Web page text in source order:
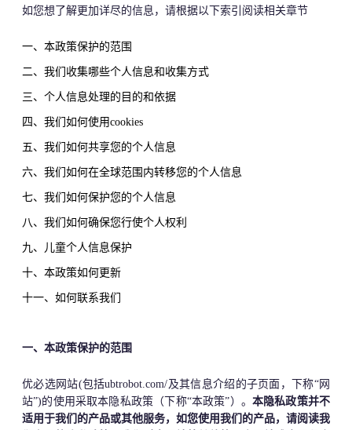
如您想了解更加详尽的信息，请根据以下索引阅读相关章节
一、本政策保护的范围
二、我们收集哪些个人信息和收集方式
三、个人信息处理的目的和依据
四、我们如何使用cookies
五、我们如何共享您的个人信息
六、我们如何在全球范围内转移您的个人信息
七、我们如何保护您的个人信息
八、我们如何确保您行使个人权利
九、儿童个人信息保护
十、本政策如何更新
十一、如何联系我们
一、本政策保护的范围
优必选网站(包括ubtrobot.com/及其信息介绍的子页面，下称“网
站”)的使用采取本隐私政策（下称“本政策”）。 本隐私政策并不
适用于我们的产品或其他服务，如您使用我们的产品，请阅读我